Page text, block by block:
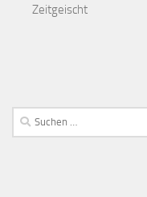
Zeitgeischt